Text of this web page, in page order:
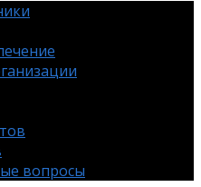
вопросы